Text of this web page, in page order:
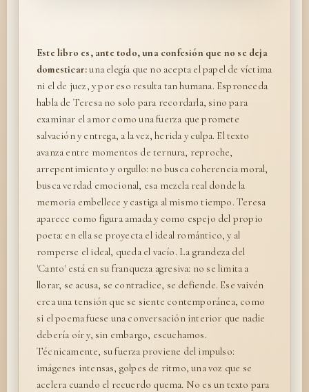
Este libro es, ante todo, una confesión que no se deja
domesticar:una elegía que no acepta el papel de víctima
ni el de juez, y por eso resulta tan humana. Espronceda
habla de Teresa no solo para recordarla, sino para
examinar el amor como una fuerza que promete
salvación y entrega, a la vez, herida y culpa. El texto
avanza entre momentos de ternura, reproche,
arrepentimiento y orgullo: no busca coherencia moral,
busca verdad emocional, esa mezcla real donde la
memoria embellece y castiga al mismo tiempo. Teresa
aparece como figura amada y como espejo del propio
poeta: en ella se proyecta el ideal romántico, y al
romperse el ideal, queda el vacío. La grandeza del
'Canto' está en su franqueza agresiva: no se limita a
llorar, se acusa, se contradice, se defiende. Ese vaivén
crea una tensión que se siente contemporánea, como
si el poema fuese una conversación interior que nadie
debería oír y, sin embargo, escuchamos.
Técnicamente, su fuerza proviene del impulso:
imágenes intensas, golpes de ritmo, una voz que se
acelera cuando el recuerdo quema. No es un texto para